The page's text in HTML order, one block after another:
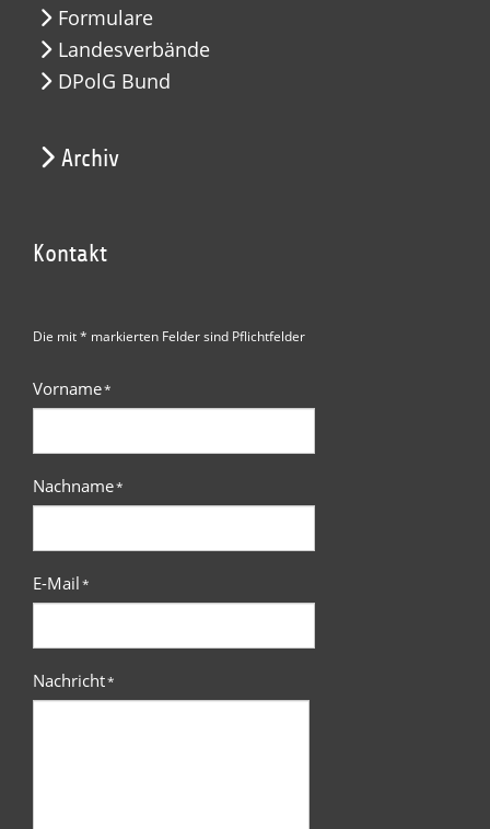
Formulare
Landesverbände
DPolG Bund
Archiv
Kontakt
Die mit * markierten Felder sind Pflichtfelder
Vorname*
Nachname*
E-Mail*
Nachricht*